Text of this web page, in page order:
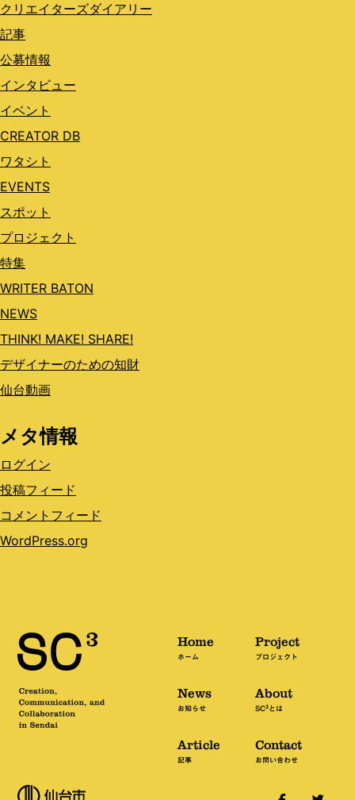
クリエイターズダイアリー
記事
公募情報
インタビュー
イベント
CREATOR DB
ワタシト
EVENTS
スポット
プロジェクト
特集
WRITER BATON
NEWS
THINK! MAKE! SHARE!
デザイナーのための知財
仙台動画
メタ情報
ログイン
投稿フィード
コメントフィード
WordPress.org
Home
ホーム
News
お知らせ
Article
記事
Project
プロジェクト
About
SC3とは
Contact
お問い合わせ